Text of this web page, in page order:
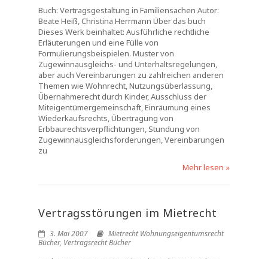
Buch: Vertragsgestaltung in Familiensachen Autor:
Beate Heiß, Christina Herrmann Über das buch
Dieses Werk beinhaltet: Ausführliche rechtliche
Erläuterungen und eine Fülle von
Formulierungsbeispielen. Muster von
Zugewinnausgleichs- und Unterhaltsregelungen,
aber auch Vereinbarungen zu zahlreichen anderen
Themen wie Wohnrecht, Nutzungsüberlassung,
Übernahmerecht durch Kinder, Ausschluss der
Miteigentümergemeinschaft, Einräumung eines
Wiederkaufsrechts, Übertragung von
Erbbaurechtsverpflichtungen, Stundung von
Zugewinnausgleichsforderungen, Vereinbarungen
zu
Mehr lesen »
Vertragsstörungen im Mietrecht
3. Mai 2007
Mietrecht Wohnungseigentumsrecht
Bücher, Vertragsrecht Bücher